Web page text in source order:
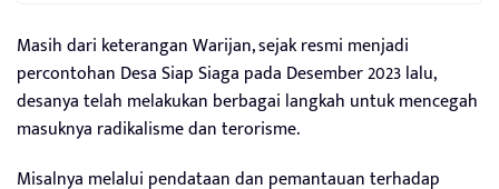
Masih dari keterangan Warijan, sejak resmi menjadi
percontohan Desa Siap Siaga pada Desember 2023 lalu,
desanya telah melakukan berbagai langkah untuk mencegah
masuknya radikalisme dan terorisme.
Misalnya melalui pendataan dan pemantauan terhadap